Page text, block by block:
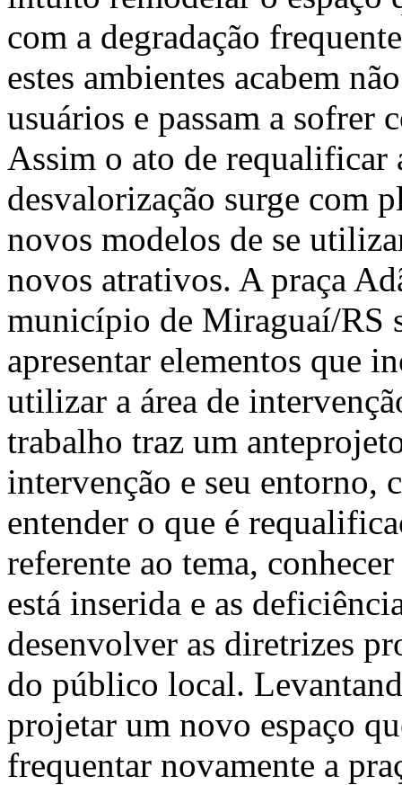
com a degradação
estes ambientes acabem
usuários e passam a sofrer
Assim o ato de requalificar
desvalorização surge com
novos modelos de se
novos atrativos. A praça
município de Miraguaí/RS
apresentar elementos que
utilizar a área de
trabalho traz um
intervenção e seu entorno,
entender o que é
referente ao tema,
está inserida e as
desenvolver as diretrizes
do público local.
projetar um novo espaço
frequentar novamente a